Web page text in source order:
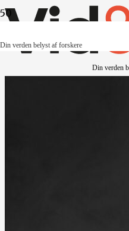
Din verden belyst af forskere
Din verden